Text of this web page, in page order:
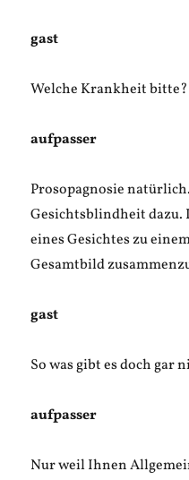
gast
Welche Krankheit bitte?
aufpasser
Prosopagnosie
Gesichtsblindheit dazu.
eines Gesichtes zu
Gesamtbild
gast
So was gibt es doch gar
aufpasser
Nur weil Ihnen